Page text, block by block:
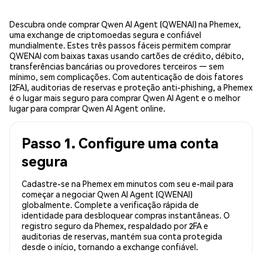
Descubra onde comprar Qwen AI Agent (QWENAI) na Phemex,
uma exchange de criptomoedas segura e confiável
mundialmente. Estes três passos fáceis permitem comprar
QWENAI com baixas taxas usando cartões de crédito, débito,
transferências bancárias ou provedores terceiros — sem
mínimo, sem complicações. Com autenticação de dois fatores
(2FA), auditorias de reservas e proteção anti-phishing, a Phemex
é o lugar mais seguro para comprar Qwen AI Agent e o melhor
lugar para comprar Qwen AI Agent online.
Passo 1. Configure uma conta
segura
Cadastre-se na Phemex em minutos com seu e-mail para
começar a negociar Qwen AI Agent (QWENAI)
globalmente. Complete a verificação rápida de
identidade para desbloquear compras instantâneas. O
registro seguro da Phemex, respaldado por 2FA e
auditorias de reservas, mantém sua conta protegida
desde o início, tornando a exchange confiável.